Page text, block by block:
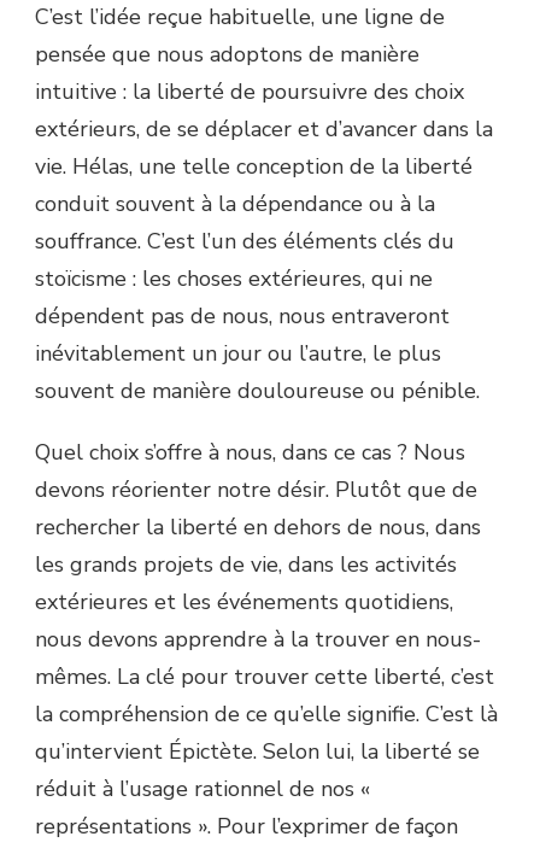
C’est l’idée reçue habituelle, une ligne de
pensée que nous adoptons de manière
intuitive : la liberté de poursuivre des choix
extérieurs, de se déplacer et d’avancer dans la
vie. Hélas, une telle conception de la liberté
conduit souvent à la dépendance ou à la
souffrance. C’est l’un des éléments clés du
stoïcisme : les choses extérieures, qui ne
dépendent pas de nous, nous entraveront
inévitablement un jour ou l’autre, le plus
souvent de manière douloureuse ou pénible.
Quel choix s’offre à nous, dans ce cas ? Nous
devons réorienter notre désir. Plutôt que de
rechercher la liberté en dehors de nous, dans
les grands projets de vie, dans les activités
extérieures et les événements quotidiens,
nous devons apprendre à la trouver en nous-
mêmes. La clé pour trouver cette liberté, c’est
la compréhension de ce qu’elle signifie. C’est là
qu’intervient Épictète. Selon lui, la liberté se
réduit à l’usage rationnel de nos «
représentations ». Pour l’exprimer de façon